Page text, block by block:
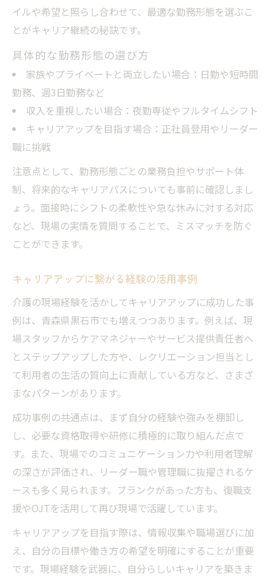
イルや希望と照らし合わせて、最適な勤務形態を選ぶこ
とがキャリア継続の秘訣です。
具体的な勤務形態の選び方
家族やプライベートと両立したい場合：日勤や短時間
勤務、週3日勤務など
収入を重視したい場合：夜勤専従やフルタイムシフト
キャリアアップを目指す場合：正社員登用やリーダー
職に挑戦
注意点として、勤務形態ごとの業務負担やサポート体
制、将来的なキャリアパスについても事前に確認しまし
ょう。面接時にシフトの柔軟性や急な休みに対する対応
など、現場の実情を質問することで、ミスマッチを防ぐ
ことができます。
キャリアアップに繋がる経験の活用事例
介護の現場経験を活かしてキャリアアップに成功した事
例は、青森県黒石市でも増えつつあります。例えば、現
場スタッフからケアマネジャーやサービス提供責任者へ
とステップアップした方や、レクリエーション担当とし
て利用者の生活の質向上に貢献している方など、さまざ
まなパターンがあります。
成功事例の共通点は、まず自分の経験や強みを棚卸し
し、必要な資格取得や研修に積極的に取り組んだ点で
す。また、現場でのコミュニケーション力や利用者理解
の深さが評価され、リーダー職や管理職に抜擢されるケ
ースも多く見られます。ブランクがあった方も、復職支
援やOJTを活用して再び現場で活躍しています。
キャリアアップを目指す際は、情報収集や職場選びに加
え、自分の目標や働き方の希望を明確にすることが重要
です。現場経験を武器に、自分らしいキャリアを築きま